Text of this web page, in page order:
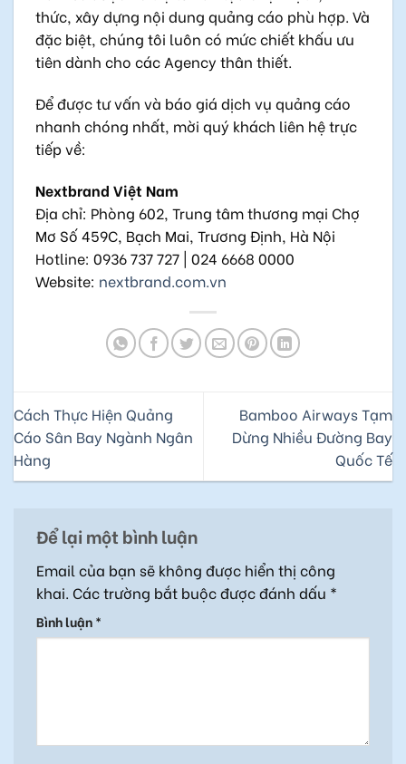
thức, xây dựng nội dung quảng cáo phù hợp. Và
đặc biệt, chúng tôi luôn có mức chiết khấu ưu
tiên dành cho các Agency thân thiết.
Để được tư vấn và báo giá dịch vụ quảng cáo
nhanh chóng nhất, mời quý khách liên hệ trực
tiếp về:
Nextbrand Việt Nam
Địa chỉ: Phòng 602, Trung tâm thương mại Chợ
Mơ Số 459C, Bạch Mai, Trương Định, Hà Nội
Hotline: 0936 737 727 | 024 6668 0000
Website: nextbrand.com.vn
Cách Thực Hiện Quảng
Cáo Sân Bay Ngành Ngân
Hàng
Bamboo Airways Tạm
Dừng Nhiều Đường Bay
Quốc Tế
Để lại một bình luận
Email của bạn sẽ không được hiển thị công
khai. Các trường bắt buộc được đánh dấu *
Bình luận*